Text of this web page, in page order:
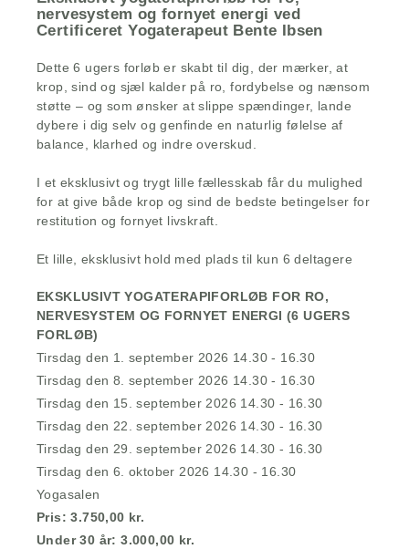
nervesystem og fornyet energi ved
Certificeret Yogaterapeut Bente Ibsen
Dette 6 ugers forløb er skabt til dig, der mærker, at
krop, sind og sjæl kalder på ro, fordybelse og nænsom
støtte – og som ønsker at slippe spændinger, lande
dybere i dig selv og genfinde en naturlig følelse af
balance, klarhed og indre overskud.
I et eksklusivt og trygt lille fællesskab får du mulighed
for at give både krop og sind de bedste betingelser for
restitution og fornyet livskraft.
Et lille, eksklusivt hold med plads til kun 6 deltagere
EKSKLUSIVT YOGATERAPIFORLØB FOR RO,
NERVESYSTEM OG FORNYET ENERGI (6 UGERS
FORLØB)
Tirsdag den 1. september 2026 14.30 - 16.30
Tirsdag den 8. september 2026 14.30 - 16.30
Tirsdag den 15. september 2026 14.30 - 16.30
Tirsdag den 22. september 2026 14.30 - 16.30
Tirsdag den 29. september 2026 14.30 - 16.30
Tirsdag den 6. oktober 2026 14.30 - 16.30
Yogasalen
Pris: 3.750,00 kr.
Under 30 år: 3.000,00 kr.